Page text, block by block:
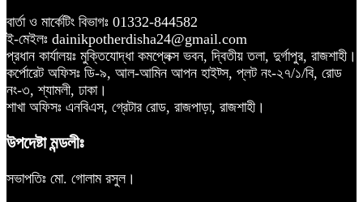
বার্তা ও মার্কেটিং বিভাগঃ 01332-844582
ই-মেইলঃ dainikpotherdisha24@gmail.com
প্রধান কার্যালয়ঃ মুক্তিযোদ্ধা কমপ্লেক্স ভবন, দ্বিতীয় তলা, দুর্গাপুর, রাজশাহী।
কর্পোরেট অফিসঃ ডি-৯, আল-আমিন আপন হাইট্স, প্লট নং-২৭/১/বি, রোড
নং-৩, শ্যামলী, ঢাকা।
শাখা অফিসঃ এনবিএস, গ্রেটার রোড, রাজপাড়া, রাজশাহী।
উপদেষ্টা মন্ডলীঃ
সভাপতিঃ মো. গোলাম রসুল।